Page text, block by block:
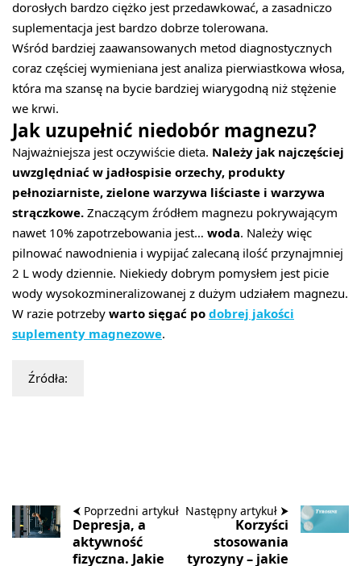
dorosłych bardzo ciężko jest przedawkować, a zasadniczo
suplementacja jest bardzo dobrze tolerowana.
Wśród bardziej zaawansowanych metod diagnostycznych
coraz częściej wymieniana jest analiza pierwiastkowa włosa,
która ma szansę na bycie bardziej wiarygodną niż stężenie
we krwi.
Jak uzupełnić niedobór magnezu?
Najważniejsza jest oczywiście dieta. Należy jak najczęściej
uwzględniać w jadłospisie orzechy, produkty
pełnoziarniste, zielone warzywa liściaste i warzywa
strączkowe. Znaczącym źródłem magnezu pokrywającym
nawet 10% zapotrzebowania jest… woda . Należy więc
pilnować nawodnienia i wypijać zalecaną ilość przynajmniej
2 L wody dziennie. Niekiedy dobrym pomysłem jest picie
wody wysokozmineralizowanej z dużym udziałem magnezu.
W razie potrzeby warto sięgać po dobrej jakości
suplementy magnezowe
Źródła:
⮜ Poprzedni artykuł
Depresja, a
aktywność
fizyczna. Jakie
Następny artykuł ⮞
Korzyści
stosowania
tyrozyny – jakie